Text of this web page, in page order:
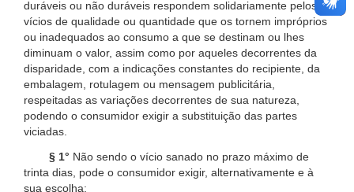
duráveis ou não duráveis respondem solidariamente pelos
vícios de qualidade ou quantidade que os tornem impróprios
ou inadequados ao consumo a que se destinam ou lhes
diminuam o valor, assim como por aqueles decorrentes da
disparidade, com a indicações constantes do recipiente, da
embalagem, rotulagem ou mensagem publicitária,
respeitadas as variações decorrentes de sua natureza,
podendo o consumidor exigir a substituição das partes
viciadas.
§ 1° Não sendo o vício sanado no prazo máximo de
trinta dias, pode o consumidor exigir, alternativamente e à
sua escolha: